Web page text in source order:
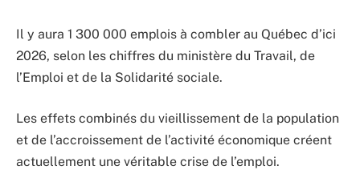
Il y aura 1 300 000 emplois à combler au Québec d’ici
2026, selon les chiffres du ministère du Travail, de
l’Emploi et de la Solidarité sociale.
Les effets combinés du vieillissement de la population
et de l’accroissement de l’activité économique créent
actuellement une véritable crise de l’emploi.